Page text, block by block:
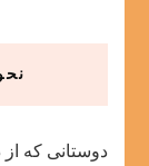
دوستانی که از